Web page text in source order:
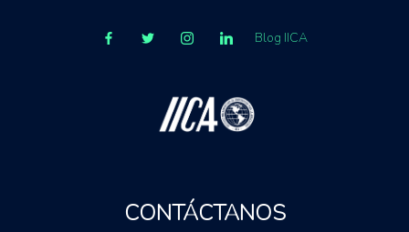
Blog IICA
CONTÁCTANOS